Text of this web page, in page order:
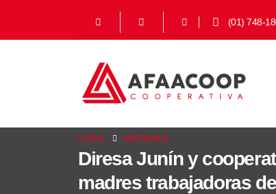
(01) 748-
CASA NOTICIAS
Diresa Junín y
madres trabajadoras